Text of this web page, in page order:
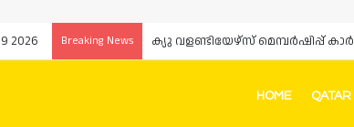
2026 Breaking News
HOME QATAR